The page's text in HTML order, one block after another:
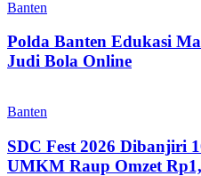
Banten
Polda Banten Edukasi
Judi Bola Online
Banten
SDC Fest 2026 Dibanjiri
UMKM Raup Omzet